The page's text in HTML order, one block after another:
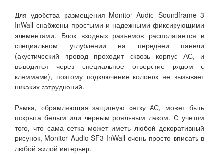
Для удобства размещения Monitor Audio Soundframe 3
InWall снабжены простыми и надежными фиксирующими
элементами. Блок входных разъемов располагается в
специальном углублении на передней панели
(акустический провод проходит сквозь корпус АС, и
выводится через специальное отверстие рядом с
клеммами), поэтому подключение колонок не вызывает
никаких затруднений.
Рамка, обрамляющая защитную сетку АС, может быть
покрыта белым или черным рояльным лаком. С учетом
того, что сама сетка может иметь любой декоративный
рисунок, Monitor Audio SF3 InWall очень просто вписать в
любой жилой интерьер.